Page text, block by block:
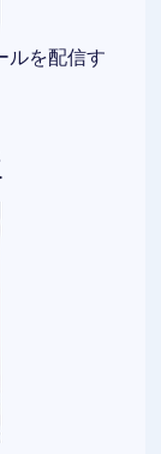
ルを配信す